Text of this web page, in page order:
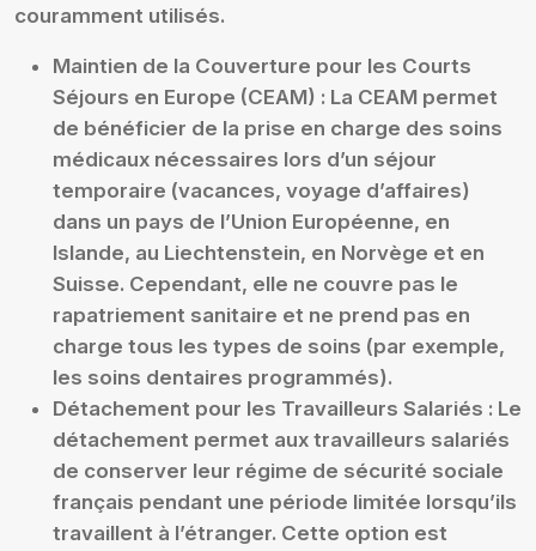
couramment utilisés.
Maintien de la Couverture pour les Courts
Séjours en Europe (CEAM) : La CEAM permet
de bénéficier de la prise en charge des soins
médicaux nécessaires lors d’un séjour
temporaire (vacances, voyage d’affaires)
dans un pays de l’Union Européenne, en
Islande, au Liechtenstein, en Norvège et en
Suisse. Cependant, elle ne couvre pas le
rapatriement sanitaire et ne prend pas en
charge tous les types de soins (par exemple,
les soins dentaires programmés).
Détachement pour les Travailleurs Salariés : Le
détachement permet aux travailleurs salariés
de conserver leur régime de sécurité sociale
français pendant une période limitée lorsqu’ils
travaillent à l’étranger. Cette option est